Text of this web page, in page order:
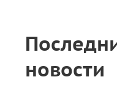
новости